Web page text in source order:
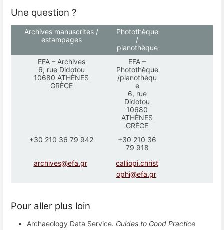
Une question ?
Archives manuscrites /
estampages
Photothèque
/
planothèque
EFA – Archives
6, rue Didotou
10680 ATHÈNES
GRÈCE
EFA –
Photothèque
/planothèqu
e
6, rue
Didotou
10680
ATHÈNES
GRÈCE
+30 210 36 79 942
+30 210 36
79 918
archives@efa.gr
calliopi.christ
ophi@efa.gr
Pour aller plus loin
Archaeology Data Service. Guides to Good Practice